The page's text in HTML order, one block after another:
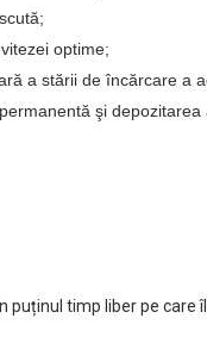
optime;
a stării de încărcare a
şi depozitarea
puținul timp liber pe care